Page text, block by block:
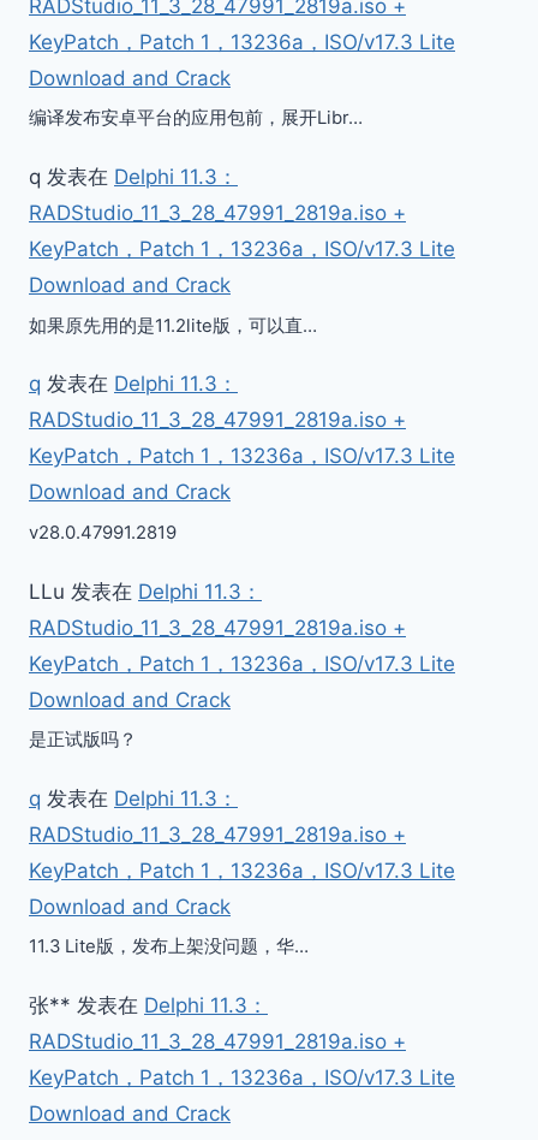
RADStudio_11_3_28_47991_2819a.iso +
KeyPatch，Patch 1，13236a，ISO/v17.3 Lite
Download and Crack
编译发布安卓平台的应用包前，展开Libr…
q 发表在 Delphi 11.3：
RADStudio_11_3_28_47991_2819a.iso +
KeyPatch，Patch 1，13236a，ISO/v17.3 Lite
Download and Crack
如果原先用的是11.2lite版，可以直…
q 发表在 Delphi 11.3：
RADStudio_11_3_28_47991_2819a.iso +
KeyPatch，Patch 1，13236a，ISO/v17.3 Lite
Download and Crack
v28.0.47991.2819
LLu 发表在 Delphi 11.3：
RADStudio_11_3_28_47991_2819a.iso +
KeyPatch，Patch 1，13236a，ISO/v17.3 Lite
Download and Crack
是正试版吗？
q 发表在 Delphi 11.3：
RADStudio_11_3_28_47991_2819a.iso +
KeyPatch，Patch 1，13236a，ISO/v17.3 Lite
Download and Crack
11.3 Lite版，发布上架没问题，华…
张** 发表在 Delphi 11.3：
RADStudio_11_3_28_47991_2819a.iso +
KeyPatch，Patch 1，13236a，ISO/v17.3 Lite
Download and Crack